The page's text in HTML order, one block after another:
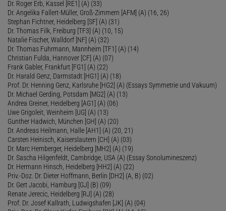
Dr. Roger Erb, Kassel [RE1] (A) (33)
Dr. Angelika Fallert-Müller, Groß-Zimmern [AFM] (A) (16, 26)
Stephan Fichtner, Heidelberg [SF] (A) (31)
Dr. Thomas Filk, Freiburg [TF3] (A) (10, 15)
Natalie Fischer, Walldorf [NF] (A) (32)
Dr. Thomas Fuhrmann, Mannheim [TF1] (A) (14)
Christian Fulda, Hannover [CF] (A) (07)
Frank Gabler, Frankfurt [FG1] (A) (22)
Dr. Harald Genz, Darmstadt [HG1] (A) (18)
Prof. Dr. Henning Genz, Karlsruhe [HG2] (A) (Essays Symmetrie und Vakuum)
Dr. Michael Gerding, Potsdam [MG2] (A) (13)
Andrea Greiner, Heidelberg [AG1] (A) (06)
Uwe Grigoleit, Weinheim [UG] (A) (13)
Gunther Hadwich, München [GH] (A) (20)
Dr. Andreas Heilmann, Halle [AH1] (A) (20, 21)
Carsten Heinisch, Kaiserslautern [CH] (A) (03)
Dr. Marc Hemberger, Heidelberg [MH2] (A) (19)
Dr. Sascha Hilgenfeldt, Cambridge, USA (A) (Essay Sonolumineszenz)
Dr. Hermann Hinsch, Heidelberg [HH2] (A) (22)
Priv.-Doz. Dr. Dieter Hoffmann, Berlin [DH2] (A, B) (02)
Dr. Gert Jacobi, Hamburg [GJ] (B) (09)
Renate Jerecic, Heidelberg [RJ] (A) (28)
Prof. Dr. Josef Kallrath, Ludwigshafen [JK] (A) (04)